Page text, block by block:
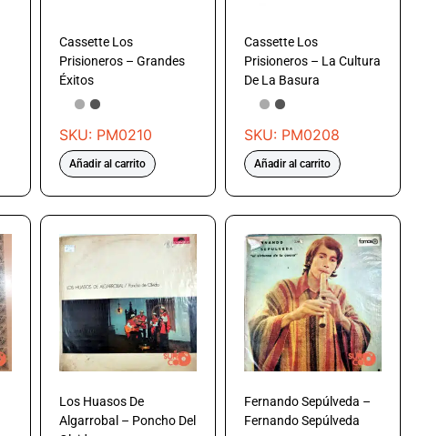
Cassette Los
Prisioneros – Grandes
Éxitos
SKU: PM0210
Añadir al carrito
Cassette Los
Prisioneros – La Cultura
De La Basura
SKU: PM0208
Añadir al carrito
Los Huasos De
Algarrobal – Poncho Del
Fernando Sepúlveda –
Fernando Sepúlveda